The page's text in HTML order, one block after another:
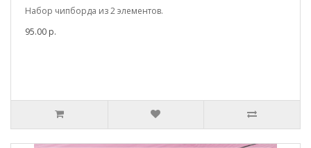
Набор чипборда из 2 элементов.
95.00 р.